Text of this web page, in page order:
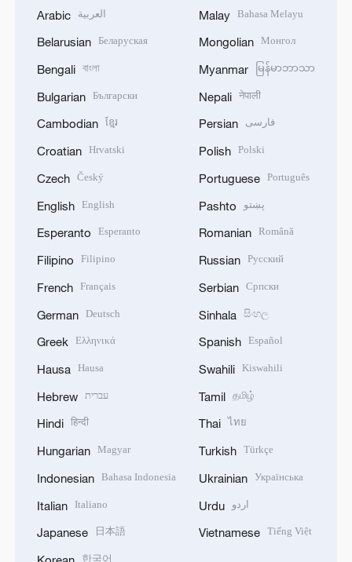
Arabic العربية
Belarusian Беларуская
Bengali বাংলা
Bulgarian Български
Cambodian ខ្មែរ
Croatian Hrvatski
Czech Český
English English
Esperanto Esperanto
Filipino Filipino
French Français
German Deutsch
Greek Ελληνικά
Hausa Hausa
Hebrew עברית
Hindi हिन्दी
Hungarian Magyar
Indonesian Bahasa Indonesia
Italian Italiano
Japanese 日本語
한국어
Malay Bahasa Melayu
Mongolian Монгол
Myanmar မြန်မာဘာသာ
Nepali नेपाली
Persian فارسی
Polish Polski
Portuguese Português
Pashto پښتو
Romanian Română
Russian Русский
Serbian Српски
Sinhala සිංහල
Spanish Español
Swahili Kiswahili
Tamil தமிழ்
Thai ไทย
Turkish Türkçe
Ukrainian Українська
Urdu اردو
Vietnamese Tiếng Việt